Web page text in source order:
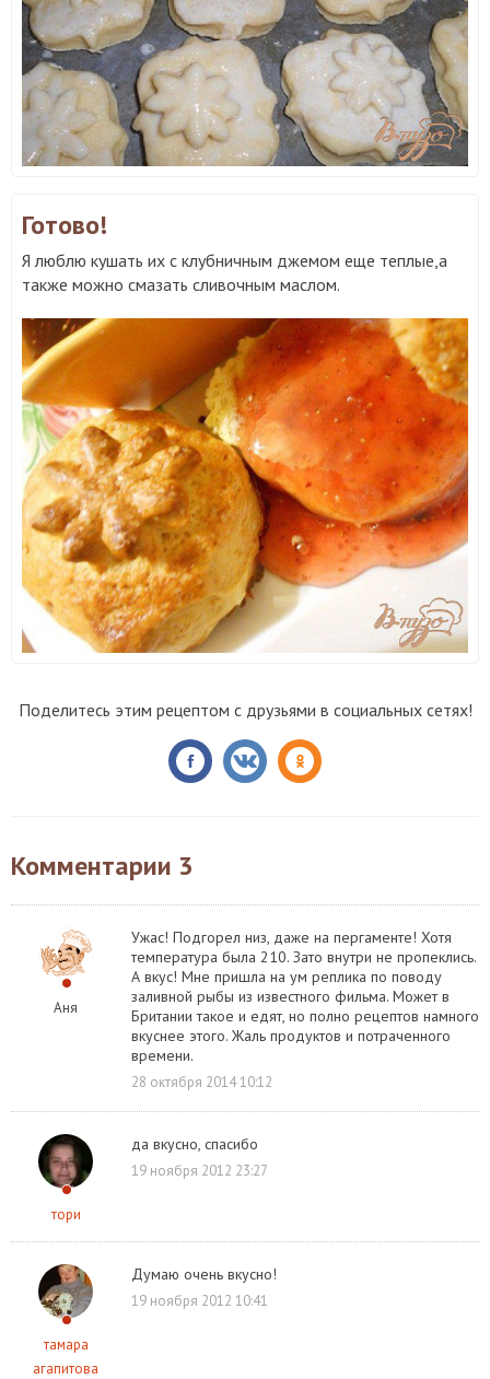
Готово!
Я люблю кушать их с клубничным джемом еще теплые,а
также можно смазать сливочным маслом.
Поделитесь этим рецептом с друзьями в социальных сетях!
Комментарии 3
Аня
Ужас! Подгорел низ, даже на пергаменте! Хотя
температура была 210. Зато внутри не пропеклись.
А вкус! Мне пришла на ум реплика по поводу
заливной рыбы из известного фильма. Может в
Британии такое и едят, но полно рецептов намного
вкуснее этого. Жаль продуктов и потраченного
времени.
28 октября 2014 10:12
тори
да вкусно, спасибо
19 ноября 2012 23:27
тамара
агапитова
Думаю очень вкусно!
19 ноября 2012 10:41